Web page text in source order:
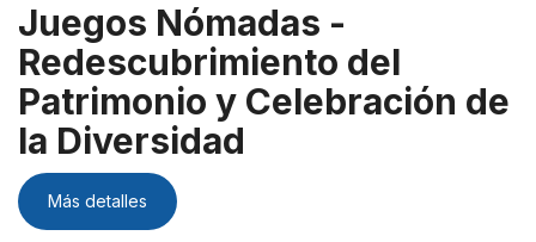
Juegos Nómadas -
Redescubrimiento del
Patrimonio y Celebración de
la Diversidad
Más detalles